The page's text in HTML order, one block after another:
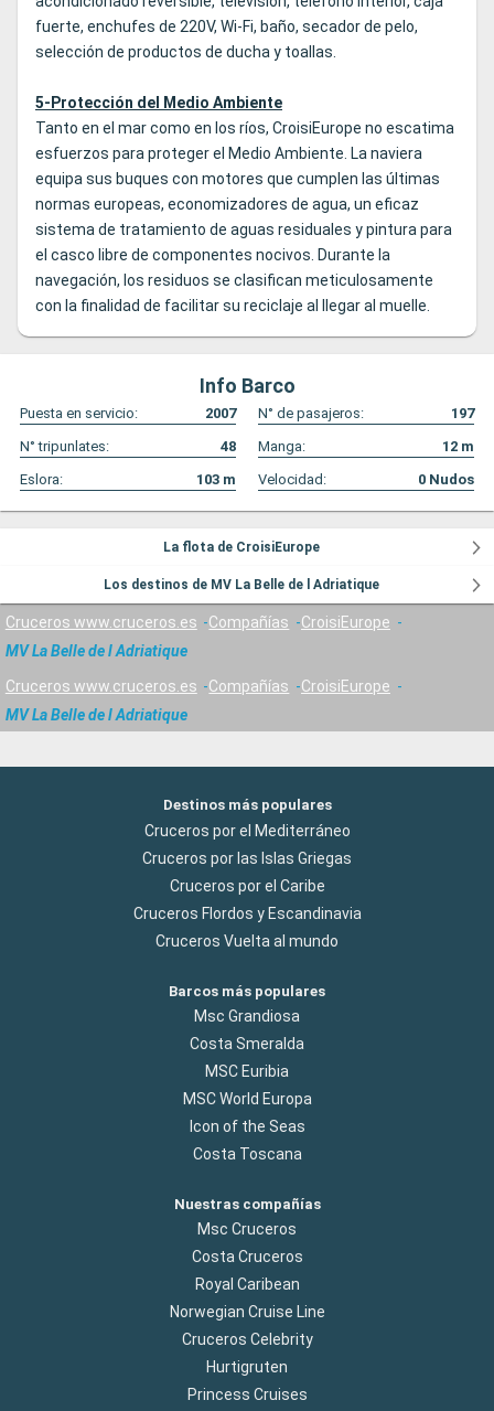
fuerte, enchufes de 220V, Wi-Fi, baño, secador de pelo,
selección de productos de ducha y toallas.
5-Protección del Medio Ambiente
Tanto en el mar como en los ríos, CroisiEurope no escatima
esfuerzos para proteger el Medio Ambiente. La naviera
equipa sus buques con motores que cumplen las últimas
normas europeas, economizadores de agua, un eficaz
sistema de tratamiento de aguas residuales y pintura para
el casco libre de componentes nocivos. Durante la
navegación, los residuos se clasifican meticulosamente
con la finalidad de facilitar su reciclaje al llegar al muelle.
Info Barco
Puesta en servicio: 2007 N° de pasajeros:
197
N° tripunlates:
48 Manga: 12 m
Eslora:
103 m Velocidad: 0 Nudos
La flota de CroisiEurope
Los destinos de MV La Belle de l Adriatique
Cruceros www.cruceros.es Compañías
CroisiEurope
MV La Belle de l Adriatique
Cruceros www.cruceros.es Compañías
CroisiEurope
MV La Belle de l Adriatique
Destinos más populares
Cruceros por el Mediterráneo
Cruceros por las Islas Griegas
Cruceros por el Caribe
Cruceros Flordos y Escandinavia
Cruceros Vuelta al mundo
Barcos más populares
Msc Grandiosa
Costa Smeralda
MSC Euribia
MSC World Europa
Icon of the Seas
Costa Toscana
Nuestras compañías
Msc Cruceros
Costa Cruceros
Royal Caribean
Norwegian Cruise Line
Cruceros Celebrity
Hurtigruten
Princess Cruises